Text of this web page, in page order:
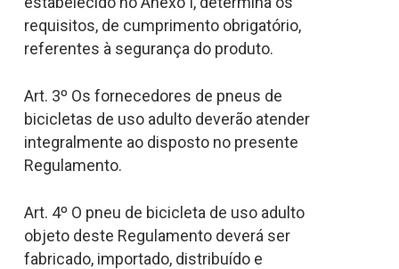
requisitos, de cumprimento obrigatório,
referentes à segurança do produto.
Art. 3º Os fornecedores de pneus de
bicicletas de uso adulto deverão atender
integralmente ao disposto no presente
Regulamento.
Art. 4º O pneu de bicicleta de uso adulto
objeto deste Regulamento deverá ser
fabricado, importado, distribuído e